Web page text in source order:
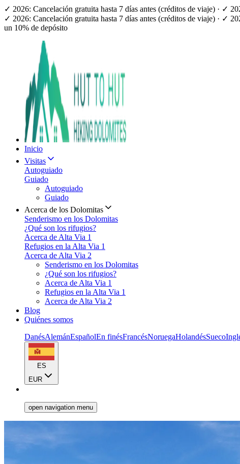
✓ 2026: Cancelación gratuita hasta 7 días antes (créditos de viaje) · ✓
✓ 2026: Cancelación gratuita hasta 7 días antes (créditos de viaje) · ✓
un 10% de depósito
Inicio
Visitas
Autoguiado
Guiado
Autoguiado
Guiado
Acerca de los Dolomitas
Senderismo en los Dolomitas
¿Qué son los rifugios?
Acerca de Alta Via 1
Refugios en la Alta Via 1
Acerca de Alta Via 2
Senderismo en los Dolomitas
¿Qué son los rifugios?
Acerca de Alta Via 1
Refugios en la Alta Via 1
Acerca de Alta Via 2
Blog
Quiénes somos
DanésAlemánEspañolEn finésFrancésNoruegaHolandésSueco
ES
EUR
open navigation menu